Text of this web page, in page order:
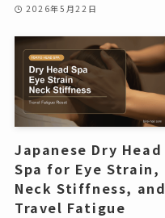
2026年5月22日
Japanese Dry Head
Spa for Eye Strain,
Neck Stiffness, and
Travel Fatigue